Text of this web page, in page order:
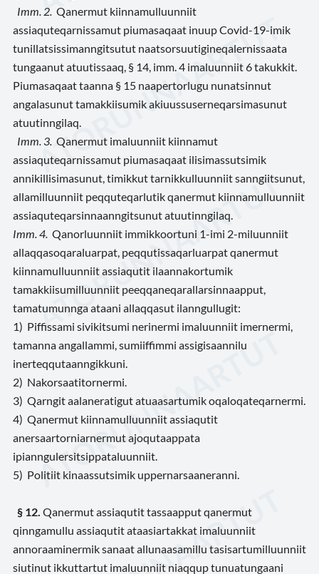
Imm. 2. Qanermut kiinnamulluunniit
assiaquteqarnissamut piumasaqaat inuup Covid-19-imik
tunillatsissimanngitsutut naatsorsuutigineqalernissaata
tungaanut atuutissaaq, § 14, imm. 4 imaluunniit 6 takukkit.
Piumasaqaat taanna § 15 naapertorlugu nunatsinnut
angalasunut tamakkiisumik akiuussuserneqarsimasunut
atuutinngilaq.
Imm. 3. Qanermut imaluunniit kiinnamut
assiaquteqarnissamut piumasaqaat ilisimassutsimik
annikillisimasunut, timikkut tarnikkulluunniit sanngiitsunut,
allamilluunniit peqquteqarlutik qanermut kiinnamulluunniit
assiaquteqarsinnaanngitsunut atuutinngilaq.
Imm. 4. Qanorluunniit immikkoortuni 1-imi 2-miluunniit
allaqqasoqaraluarpat, peqqutissaqarluarpat qanermut
kiinnamulluunniit assiaqutit ilaannakortumik
tamakkiisumilluunniit peeqqaneqarallarsinnaapput,
tamatumunnga ataani allaqqasut ilanngullugit:
1) Piffissami sivikitsumi nerinermi imaluunniit imernermi,
tamanna angallammi, sumiiffimmi assigisaannilu
inerteqqutaanngikkuni.
2) Nakorsaatitornermi.
3) Qarngit aalaneratigut atuaasartumik oqaloqateqarnermi.
4) Qanermut kiinnamulluunniit assiaqutit
anersaartorniarnermut ajoqutaappata
ipianngulersitsippataluunniit.
5) Politiit kinaassutsimik uppernarsaaneranni.
§ 12. Qanermut assiaqutit tassaapput qanermut
qinngamullu assiaqutit ataasiartakkat imaluunniit
annoraaminermik sanaat allunaasamillu tasisartumilluunniit
siutinut ikkuttartut imaluunniit niaqqup tunuatungaani